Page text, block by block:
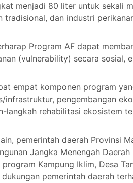
menjadi 80 liter untuk sekali
tradisional, dan industri
Program AF dapat
(vulnerability) secara sosial,
empat komponen program
infrastruktur, pengembangan
langkah rehabilitasi ekosistem
pemerintah daerah Provinsi
Jangka Menengah
Kampung Iklim, Desa
pemerintah daerah